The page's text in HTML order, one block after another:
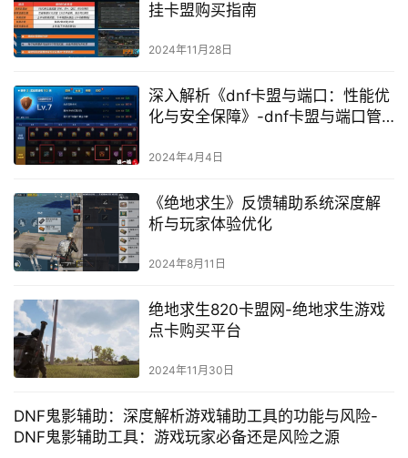
挂卡盟购买指南
2024年11月28日
深入解析《dnf卡盟与端口：性能优
化与安全保障》-dnf卡盟与端口管
2024年4月4日
《绝地求生》反馈辅助系统深度解
析与玩家体验优化
2024年8月11日
绝地求生820卡盟网-绝地求生游戏
点卡购买平台
2024年11月30日
DNF鬼影辅助：深度解析游戏辅助工具的功能与风险-
DNF鬼影辅助工具：游戏玩家必备还是风险之源